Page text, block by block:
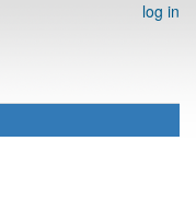
log in